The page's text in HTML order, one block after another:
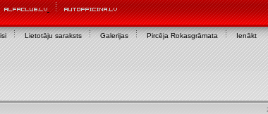
Lietotāju saraksts Galerijas Pircēja Rokasgrāmata Ienākt